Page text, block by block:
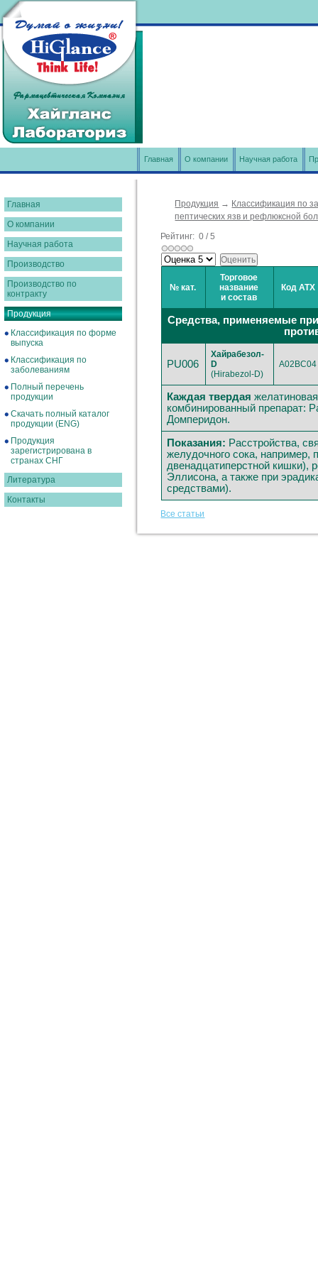
Главная О компании Научная работа
Главная
О компании
Научная работа
Производство
Производство по
контракту
Продукция
Классификация по форме
выпуска
Классификация по
заболеваниям
Полный перечень
продукции
Скачать полный каталог
продукции (ENG)
Продукция
зарегистрирована в
странах СНГ
Литература
Контакты
Продукция → Классификация по
пептических язв и рефлюксной
Рейтинг:0 /5
№ кат.
Торговое
название
и состав
Код АТХ
Средства, применяемые
PU006
Хайрабезол-
D
(Hirabezol-D)
A02BC04
Каждая твердая
комбинированный препарат:
Домперидон.
Показания: Расстройства,
желудочного сока, например,
двенадцатиперстной кишки),
Эллисона, а также при
средствами).
Все статьи